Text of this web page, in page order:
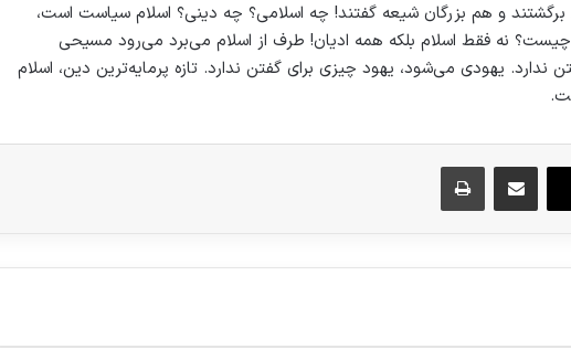
برگشتند و هم بزرگان شیعه گفتند! چه اسلامی؟ چه دینی؟ اسلام سیاست است،
نه فقط اسلام بلکه همه ادیان! طرف از اسلام می‌برد می‌رود مسیحی
یهودی می‌شود، یهود چیزی برای گفتن ندارد. تازه پرمایه‌ترین دین، اسلام
اشتراک گذاری از طریق ایمیل